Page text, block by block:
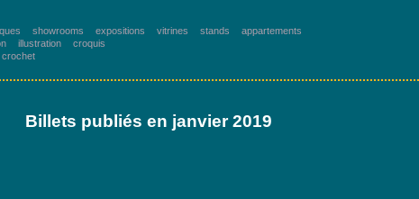
showrooms expositions vitrines stands appartements
illustration croquis
crochet
Billets publiés en janvier 2019